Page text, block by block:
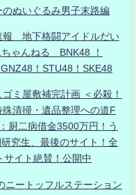
ぬいぐるみ男子末路編
報 地下格闘アイドルだい
ゃんねる BNK48 ！
！STU48！SKE48
ミ屋敷補完計画 ＜必殺！
清掃・遺品整理への道F
厨二病借金3500万円！う
究生、最後のサイト！全
イト絶賛！公開中
ニートッフルステーション